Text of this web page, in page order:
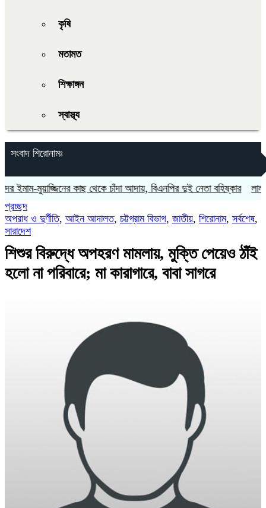
কৃষি
মতামত
শিক্ষাঙ্গন
স্বাস্থ্য
সংবাদ শিরোনামঃ
কাছ থেকে চাঁদা আদায়, বিএনপির দুই নেতা বহিষ্কার ‎লাল ফিতা
প্রচ্ছদ
অপরাধ ও দুর্ণীতি, আইন আদালত, চট্টগ্রাম বিভাগ, জাতীয়, শিরোনাম, সর্বশেষ,
সারাদেশ
শিশুর বিরুদ্ধে অপহরণ মামলায়, মুক্তি পেয়েও ঠাঁই
হলো না পরিবারে; মা কারাগারে, বাবা সাগরে